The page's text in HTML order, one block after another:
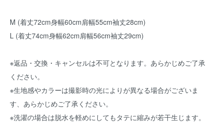
M (着丈72cm身幅60cm肩幅55cm袖丈28cm)
L (着丈74cm身幅62cm肩幅56cm袖丈29cm)
※返品・交換・キャンセルは不可となります。あらかじめご了承
ください。
※生地感やカラーは撮影時の光によりが異なる場合がございま
す、あらかじめご了承ください。
※洗濯の場合は脱水を軽めにしてもタテに縮みが若干生じます。